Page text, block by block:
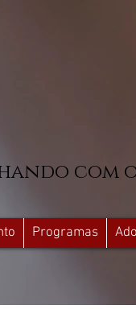
com
Programas